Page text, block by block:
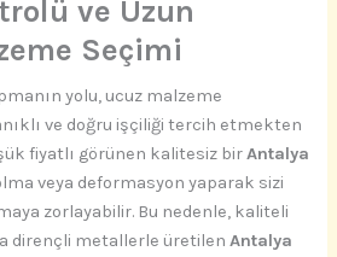
ve Uzun
Seçimi
yolu, ucuz malzeme
ve doğru işçiliği tercih etmekten
fiyatlı görünen kalitesiz birAntalya
veya deformasyon yaparak sizi
zorlayabilir. Bu nedenle, kaliteli
dirençli metallerle üretilenAntalya